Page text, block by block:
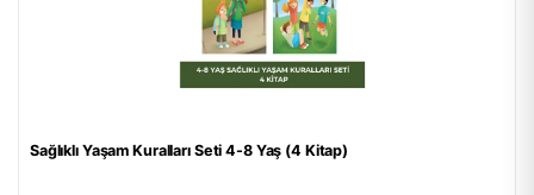
Sağlıklı Yaşam Kuralları Seti 4-8 Yaş (4 Kitap)